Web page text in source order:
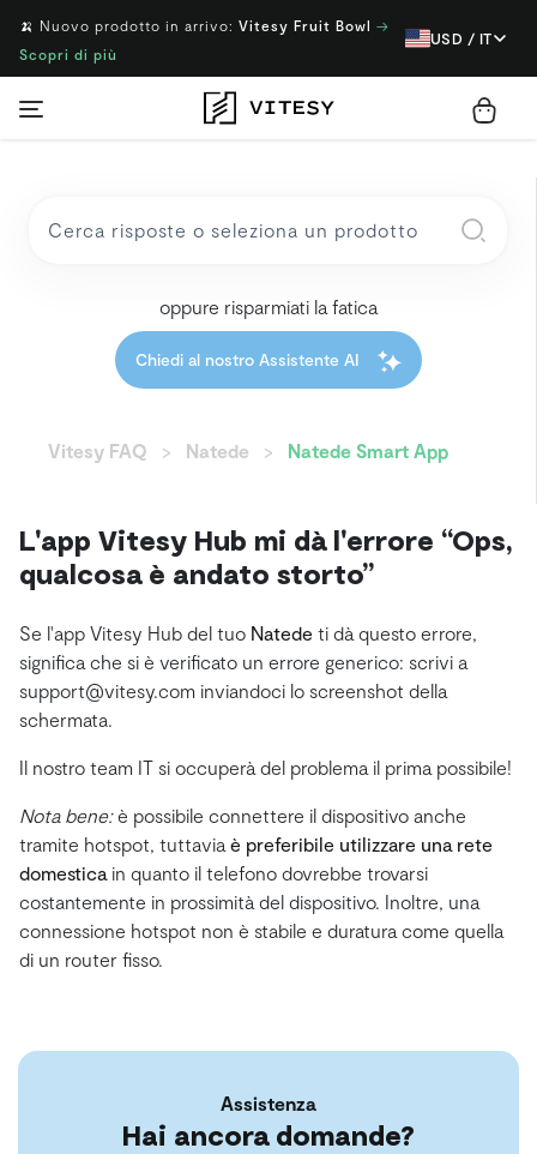
🍌 Nuovo prodotto in arrivo: Vitesy Fruit Bowl →
Scopri di più
USD / IT
oppure risparmiati la fatica
Chiedi al nostro Assistente AI
Vitesy FAQ Natede Natede Smart App
L'app Vitesy Hub mi dà l'errore “Ops,
qualcosa è andato storto”
Se l'app Vitesy Hub del tuo Natede ti dà questo errore,
significa che si è verificato un errore generico: scrivi a
support@vitesy.com inviandoci lo screenshot della
schermata.
Il nostro team IT si occuperà del problema il prima possibile!
Nota bene:è possibile connettere il dispositivo anche
tramite hotspot, tuttavia è preferibile utilizzare una rete
domesticain quanto il telefono dovrebbe trovarsi
costantemente in prossimità del dispositivo. Inoltre, una
connessione hotspot non è stabile e duratura come quella
di un router fisso.
Assistenza
Hai ancora domande?